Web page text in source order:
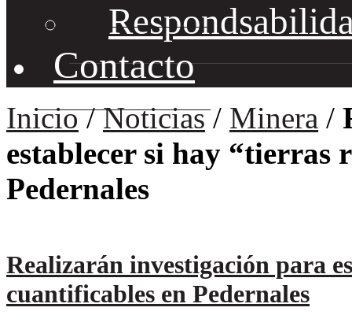
Contacto
Inicio/Noticias/ Minera /
establecer si hay “tierras
Pedernales
Realizarán investigación para
cuantificables en Pedernales